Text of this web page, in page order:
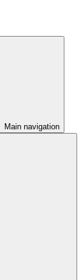
Main navigation